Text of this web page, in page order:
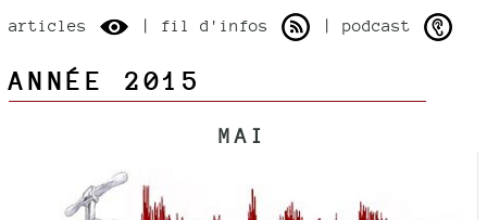
articles | fil d'infos | podcast
ANNÉE 2015
MAI